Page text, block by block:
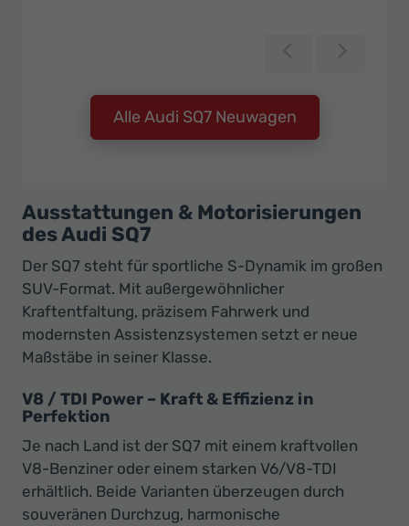
Alle Audi SQ7 Neuwagen
Ausstattungen & Motorisierungen
des Audi SQ7
Der SQ7 steht für sportliche S-Dynamik im großen
SUV-Format. Mit außergewöhnlicher
Kraftentfaltung, präzisem Fahrwerk und
modernsten Assistenzsystemen setzt er neue
Maßstäbe in seiner Klasse.
V8 / TDI Power – Kraft & Effizienz in
Perfektion
Je nach Land ist der SQ7 mit einem kraftvollen
V8-Benziner oder einem starken V6/V8-TDI
erhältlich. Beide Varianten überzeugen durch
souveränen Durchzug, harmonische